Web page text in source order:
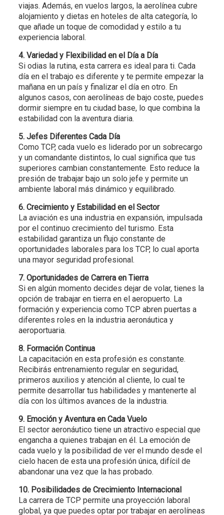
viajas. Además, en vuelos largos, la aerolínea cubre
alojamiento y dietas en hoteles de alta categoría, lo
que añade un toque de comodidad y estilo a tu
experiencia laboral.
4. Variedad y Flexibilidad en el Día a Día
Si odias la rutina, esta carrera es ideal para ti. Cada
día en el trabajo es diferente y te permite empezar la
mañana en un país y finalizar el día en otro. En
algunos casos, con aerolíneas de bajo coste, puedes
dormir siempre en tu ciudad base, lo que combina la
estabilidad con la aventura diaria.
5. Jefes Diferentes Cada Día
Como TCP, cada vuelo es liderado por un sobrecargo
y un comandante distintos, lo cual significa que tus
superiores cambian constantemente. Esto reduce la
presión de trabajar bajo un solo jefe y permite un
ambiente laboral más dinámico y equilibrado.
6. Crecimiento y Estabilidad en el Sector
La aviación es una industria en expansión, impulsada
por el continuo crecimiento del turismo. Esta
estabilidad garantiza un flujo constante de
oportunidades laborales para los TCP, lo cual aporta
una mayor seguridad profesional.
7. Oportunidades de Carrera en Tierra
Si en algún momento decides dejar de volar, tienes la
opción de trabajar en tierra en el aeropuerto. La
formación y experiencia como TCP abren puertas a
diferentes roles en la industria aeronáutica y
aeroportuaria.
8. Formación Continua
La capacitación en esta profesión es constante.
Recibirás entrenamiento regular en seguridad,
primeros auxilios y atención al cliente, lo cual te
permite desarrollar tus habilidades y mantenerte al
día con los últimos avances de la industria.
9. Emoción y Aventura en Cada Vuelo
El sector aeronáutico tiene un atractivo especial que
engancha a quienes trabajan en él. La emoción de
cada vuelo y la posibilidad de ver el mundo desde el
cielo hacen de esta una profesión única, difícil de
abandonar una vez que la has probado.
10. Posibilidades de Crecimiento Internacional
La carrera de TCP permite una proyección laboral
global, ya que puedes optar por trabajar en aerolíneas